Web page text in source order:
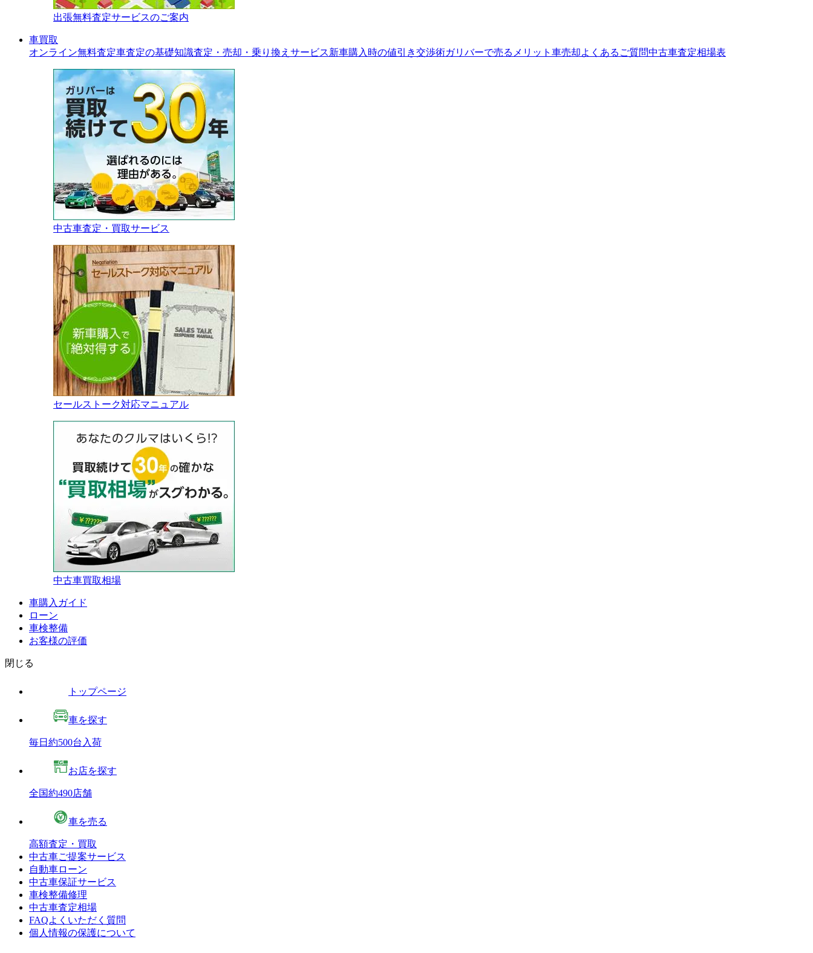
出張無料査定サービスのご案内
車買取
オンライン無料査定車査定の基礎知識査定・売却・乗り換えサービス新車購入時の値引き交渉術ガリバーで売るメリット 車売却よくあるご質問中古車査定相場表
中古車査定・買取サービス
セールストーク対応マニュアル
中古車買取相場
車購入ガイド
ローン
車検整備
お客様の評価
閉じる
トップページ
車を探す
毎日約500台入荷
お店を探す
全国約490店舗
車を売る
高額査定・買取
中古車ご提案サービス
自動車ローン
中古車保証サービス
車検整備修理
中古車査定相場
FAQよくいただく質問
個人情報の保護について